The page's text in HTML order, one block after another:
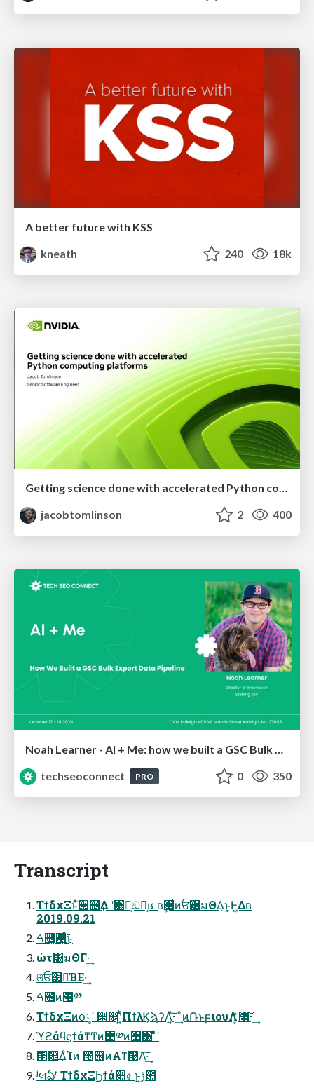
A better future with KSS
kneath
240 18k
Getting science done with accelerated Python computing platforms
jacobtomlinson
2 400
techseoconnect
PRO 0 350
Transcript
ΤϯδχΞͱͯ͠੒௕͢Δ ʹ͸Կ͕ඞཁ͔ʁ ʙ͢΂ͯͷਓ͸มΘΔ͜ͱ͕Ͱ͖Δʙ
2019.09.21
ࠓ೔͓఻͍͑ͨ͜͠ͱ
ώτ͸มΘΓ·͢
ଞਓ͸ม͑ΒΕ·͢
ࠓ೔ͷ಺༰
ΤϯδχΞͷօ༷ʹ ੒௕ʹ͍ͭͯΠϯλϏϡʔΛ͍ͯ͠· ͢ ͦͷ݁ՌͱϝιουΛަ͓͑ͯ࿩͠· ͢
ϓϩάϥϛϯάͳͲͷ಺༰ͷ࿩͸ ͋͑ͯͤͣʹ
੒௕͢ΔͨΊͷ ౔୆ͷΑ͏ͳ࿩Λ͠·͢
ʲલఏʳ ΤϯδχΞϦϯά૊৫ ͱ͍͏ࢹ఺